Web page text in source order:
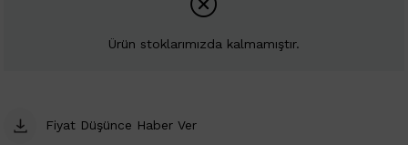
Ürün stoklarımızda kalmamıştır.
Fiyat Düşünce Haber Ver